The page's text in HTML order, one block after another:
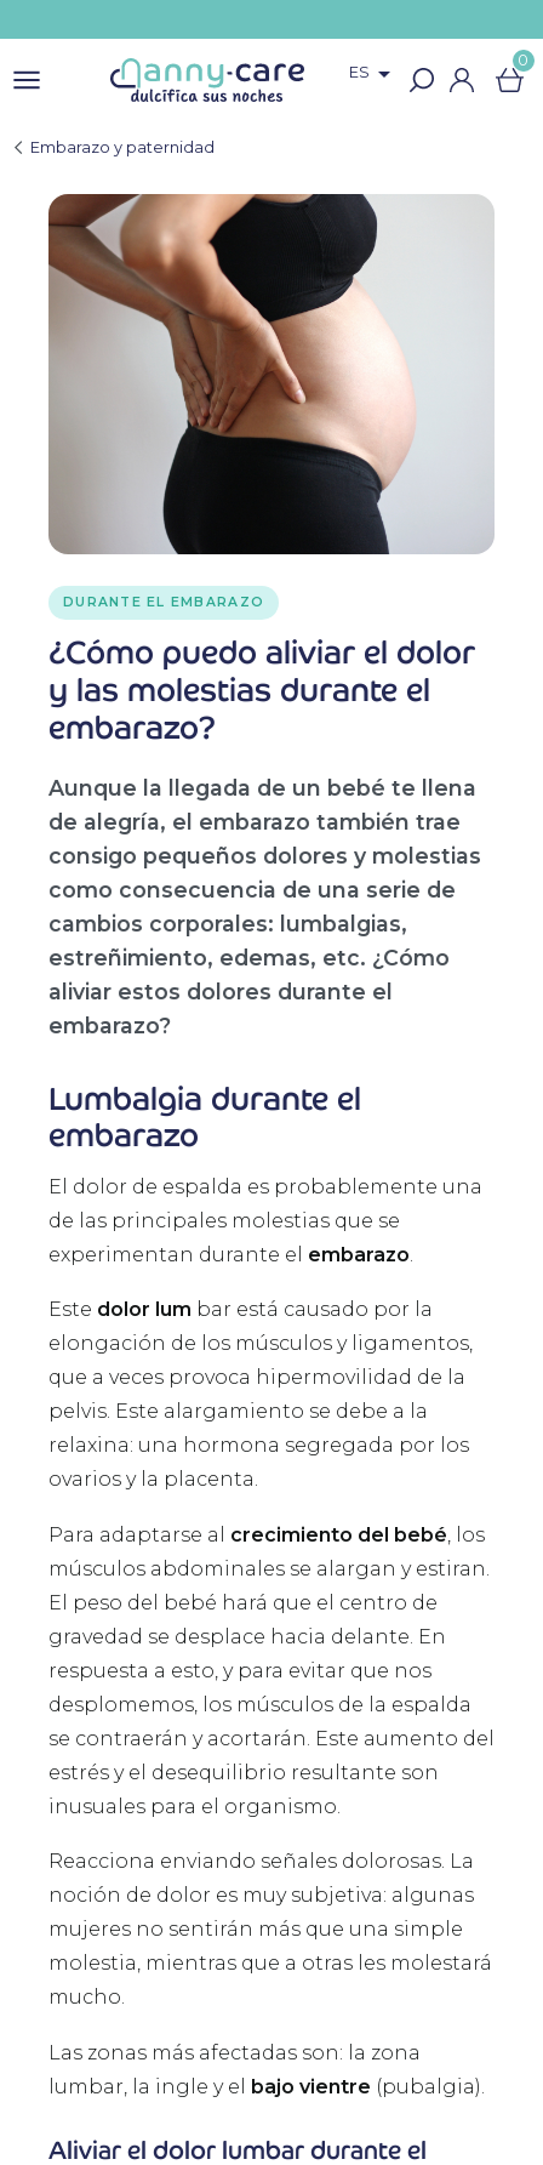
ES  0
Embarazo y paternidad
DURANTE EL EMBARAZO
¿Cómo puedo aliviar el dolor
y las molestias durante el
embarazo?
Aunque la llegada de un bebé te llena
de alegría, el embarazo también trae
consigo pequeños dolores y molestias
como consecuencia de una serie de
cambios corporales: lumbalgias,
estreñimiento, edemas, etc. ¿Cómo
aliviar estos dolores durante el
embarazo?
Lumbalgia durante el
embarazo
El dolor de espalda es probablemente una
de las principales molestias que se
experimentan durante el embarazo
Este dolor lum bar está causado por la
elongación de los músculos y ligamentos,
que a veces provoca hipermovilidad de la
pelvis. Este alargamiento se debe a la
relaxina: una hormona segregada por los
ovarios y la placenta.
Para adaptarse al crecimiento del bebé , los
músculos abdominales se alargan y estiran.
El peso del bebé hará que el centro de
gravedad se desplace hacia delante. En
respuesta a esto, y para evitar que nos
desplomemos, los músculos de la espalda
se contraerán y acortarán. Este aumento del
estrés y el desequilibrio resultante son
inusuales para el organismo.
Reacciona enviando señales dolorosas. La
noción de dolor es muy subjetiva: algunas
mujeres no sentirán más que una simple
molestia, mientras que a otras les molestará
mucho.
Las zonas más afectadas son: la zona
lumbar, la ingle y el bajo vientre (pubalgia).
Aliviar el dolor lumbar durante el